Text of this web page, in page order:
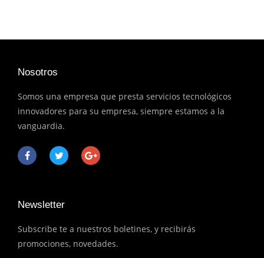
Nosotros
Somos una empresa que presta servicios tecnológicos
innovadores para su empresa, siempre estamos a la
vanguardia.
Newsletter
Subscribe te a nuestros boletines, y recibirás
promociones, novedades.